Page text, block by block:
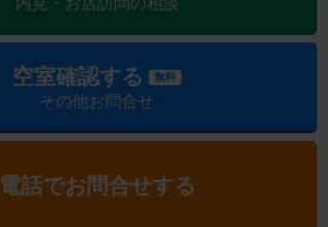
空室確認する 無料
その他お問合せ
電話でお問合せする